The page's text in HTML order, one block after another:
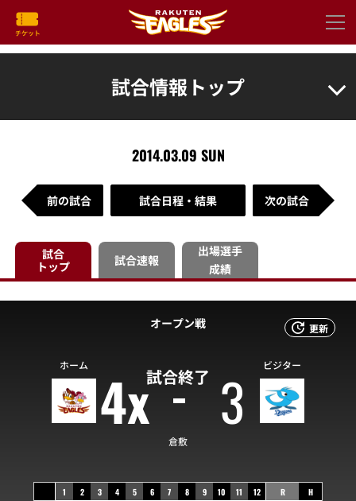
試合情報トップ
2014.03.09 SUN
前の試合 試合日程・結果 次の試合
試合
トップ
試合速報
出場選手
成績
更新
オープン戦
試合終了
ホーム 4x 3 ビジター
倉敷
1 2 3 4 5 6 7 8 9 10 11 12 R H